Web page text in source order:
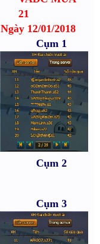
21
Ngày 12/01/2018
Cụm 1
Cụm 2
Cụm 3